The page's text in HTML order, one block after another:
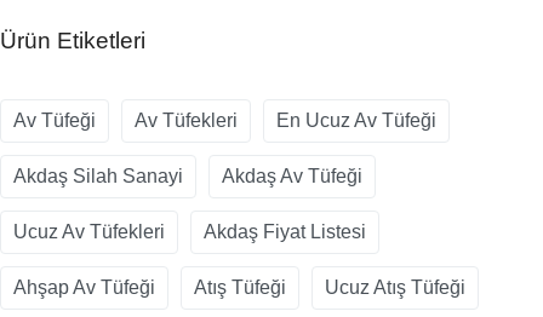
Ürün Etiketleri
Av Tüfeği Av Tüfekleri En Ucuz Av Tüfeği
Akdaş Silah Sanayi Akdaş Av Tüfeği
Ucuz Av Tüfekleri Akdaş Fiyat Listesi
Ahşap Av Tüfeği Atış Tüfeği Ucuz Atış Tüfeği